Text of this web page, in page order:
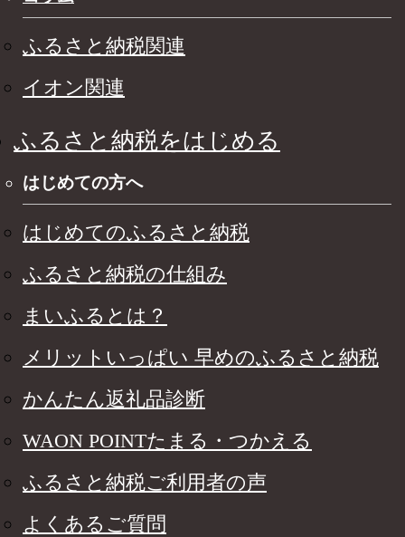
ふるさと納税関連
イオン関連
ふるさと納税をはじめる
はじめての方へ
はじめてのふるさと納税
ふるさと納税の仕組み
まいふるとは？
メリットいっぱい 早めのふるさと納税
かんたん返礼品診断
WAON POINTたまる・つかえる
ふるさと納税ご利用者の声
よくあるご質問